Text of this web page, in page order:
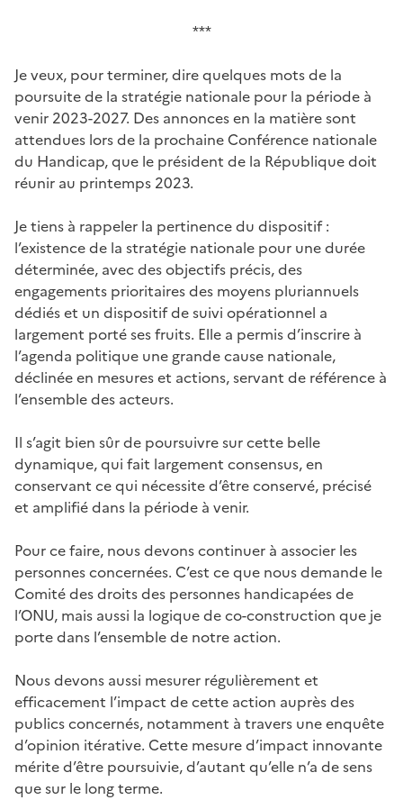
***
Je veux, pour terminer, dire quelques mots de la
poursuite de la stratégie nationale pour la période à
venir 2023-2027. Des annonces en la matière sont
attendues lors de la prochaine Conférence nationale
du Handicap, que le président de la République doit
réunir au printemps 2023.
Je tiens à rappeler la pertinence du dispositif :
l’existence de la stratégie nationale pour une durée
déterminée, avec des objectifs précis, des
engagements prioritaires des moyens pluriannuels
dédiés et un dispositif de suivi opérationnel a
largement porté ses fruits. Elle a permis d’inscrire à
l’agenda politique une grande cause nationale,
déclinée en mesures et actions, servant de référence à
l’ensemble des acteurs.
Il s’agit bien sûr de poursuivre sur cette belle
dynamique, qui fait largement consensus, en
conservant ce qui nécessite d’être conservé, précisé
et amplifié dans la période à venir.
Pour ce faire, nous devons continuer à associer les
personnes concernées. C’est ce que nous demande le
Comité des droits des personnes handicapées de
l’ONU, mais aussi la logique de co-construction que je
porte dans l’ensemble de notre action.
Nous devons aussi mesurer régulièrement et
efficacement l’impact de cette action auprès des
publics concernés, notamment à travers une enquête
d’opinion itérative. Cette mesure d’impact innovante
mérite d’être poursuivie, d’autant qu’elle n’a de sens
que sur le long terme.